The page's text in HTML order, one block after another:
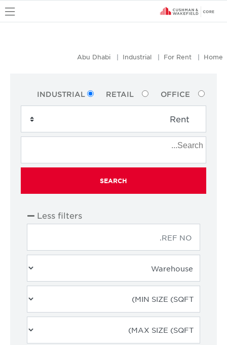
Home
For Rent
Industrial
Abu Dhabi
OFFICE
RETAIL
INDUSTRIAL
SEARCH
Less filters